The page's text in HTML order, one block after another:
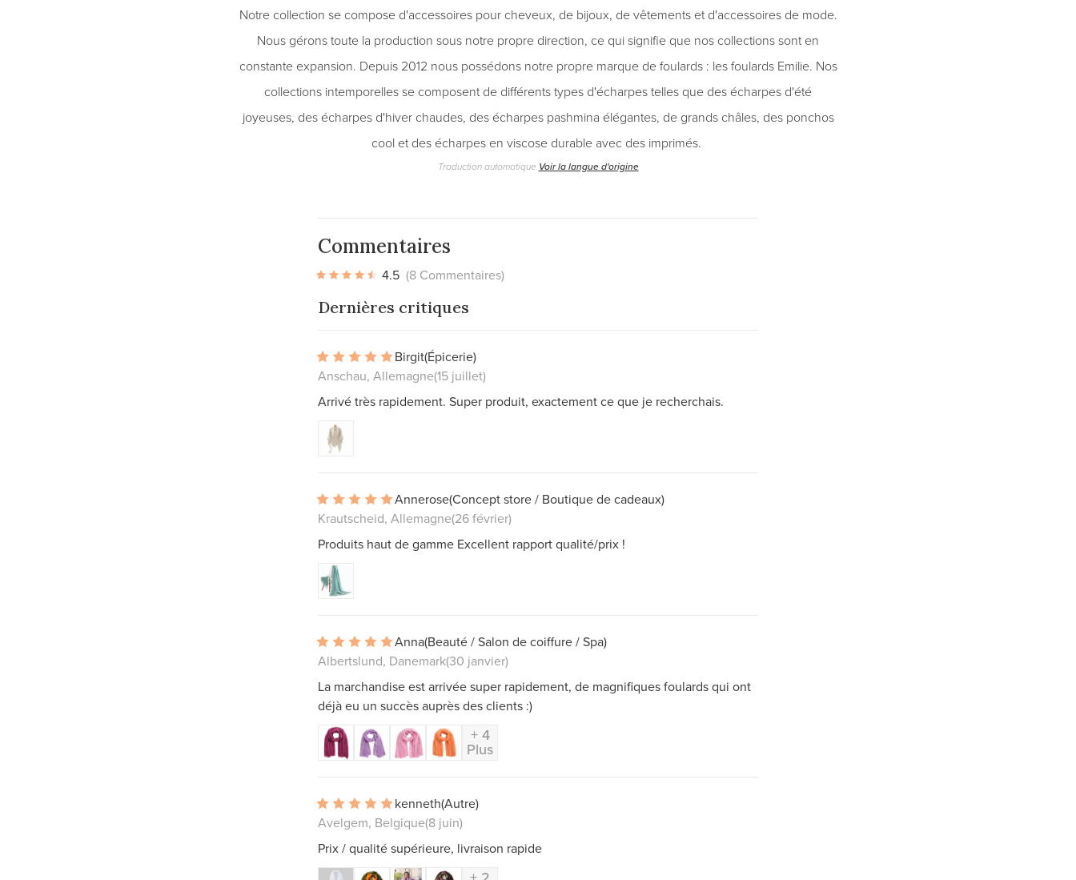
Notre collection se compose d'accessoires pour cheveux, de bijoux, de vêtements et d'accessoires de mode.
Nous gérons toute la production sous notre propre direction, ce qui signifie que nos collections sont en
constante expansion. Depuis 2012 nous possédons notre propre marque de foulards : les foulards Emilie. Nos
collections intemporelles se composent de différents types d'écharpes telles que des écharpes d'été
joyeuses, des écharpes d'hiver chaudes, des écharpes pashmina élégantes, de grands châles, des ponchos
cool et des écharpes en viscose durable avec des imprimés.
Traduction automatique Voir la langue d'origine
Commentaires
4.5 (8 Commentaires)
Dernières critiques
Birgit(Épicerie)
Anschau, Allemagne(15 juillet)
Arrivé très rapidement. Super produit, exactement ce que je recherchais.
Annerose(Concept store / Boutique de cadeaux)
Krautscheid, Allemagne(26 février)
Produits haut de gamme Excellent rapport qualité/prix !
Anna(Beauté / Salon de coiffure / Spa)
Albertslund, Danemark(30 janvier)
La marchandise est arrivée super rapidement, de magnifiques foulards qui ont
déjà eu un succès auprès des clients :)
+ 4
Plus
kenneth(Autre)
Avelgem, Belgique(8 juin)
Prix ​​/ qualité supérieure, livraison rapide